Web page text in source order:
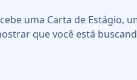
uma Carta de Estágio,
que você está